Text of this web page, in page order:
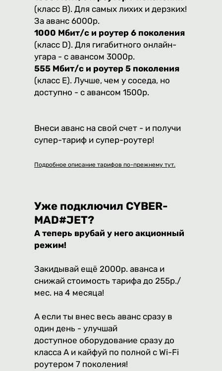
(класс B). Для самых лихих и дерзких!
За аванс 6000р.
1000 Мбит/с и роутер 6 поколения
(класс D). Для гигабитного онлайн-
угара - с авансом 3000р.
555 Мбит/с и роутер 5 поколения
(класс E). Лучше, чем у соседа, но
доступно - с авансом 1500р.
Внеси аванс на свой счет - и получи
супер-тариф и супер-роутер!
Подробное описание тарифов по-прежнему тут.
Уже подключил CYBER-
MAD#JET?
А теперь врубай у него акционный
режим!
Закидывай ещё 2000р. аванса и
снижай стоимость тарифа до 255р./
мес. на 4 месяца!
А если ты внес весь аванс сразу в
один день - улучшай
доступное оборудование сразу до
класса A и кайфуй по полной с Wi-Fi
роутером 7 поколения!